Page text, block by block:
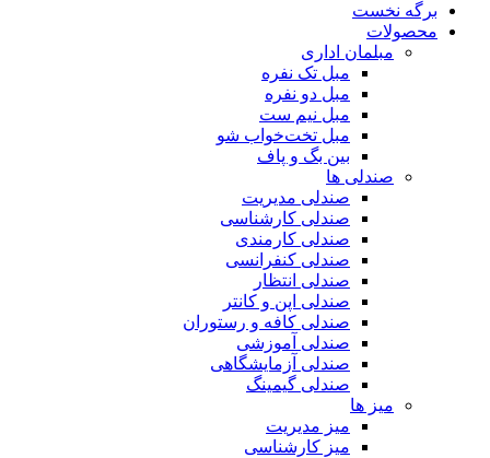
برگه نخست
محصولات
مبلمان اداری
مبل تک نفره
مبل دو نفره
مبل نیم ست
مبل تخت‌خواب شو
بین بگ و پاف
صندلی ها
صندلی مدیریت
صندلی کارشناسی
صندلی کارمندی
صندلی کنفرانسی
صندلی انتظار
صندلی اپن و کانتر
صندلی کافه و رستوران
صندلی آموزشی
صندلی آزمایشگاهی
صندلی گیمینگ
میز ها
میز مدیریت
میز کارشناسی